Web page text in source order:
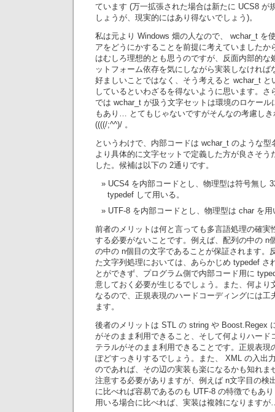
ています (万一拡張された場合は新たに UCS8 が
しょうが、現実的にはあり得ないでしょう)。
私は元より Windows 畑の人なので、 wchar_t を
アをどうにかすることを前提に考えていましたか
はむしろ理想的とも思うのですが、反面内部的な
ットフォーム依存を気にしながら実装しなければ
好ましいことではなく、そう考えると wchar_t と
しているといわざるを得ないように思います。
では wchar_t が扱う文字セットは環境のロケール
もあり… とてもじゃないですがそんなの考慮し
((((/;^^)/ 。
というわけで、内部コードは wchar_t のような
より具体的に文字セットで定義した方が良さそう
した。候補は以下の 2通りです。
UCS4 を内部コードとし、物理型は符号無し
typedef して用いる。
UTF-8 を内部コードとし、物理型は char を用
前者のメリットは何と言っても多言語処理の確実
する必要がないことです。例えば、配列の中の n
の中の n個目の文字であることが保証されます。
た文字列処理においては、あらかじめ typedef さ
とができず、プログラム側で内部コード用に
意しておく必要が生じるでしょう。また、何より
なるので、正規表現のハードコーディングには工
ます。
後者のメリットは STL の string や Boost.Regex
がそのまま利用できること、そして何よりハード
テラルがそのまま利用できることです。正規表現
ぽどすっきりするでしょう。また、 XML の入出
のであれば、その辺の実装も楽になるかも知れま
注意する必要がありますが、例えば n文字目の検
に比べれば容易であるのも UTF-8 の特徴でもあ
用いる場合に比べれば、実装は複雑になります